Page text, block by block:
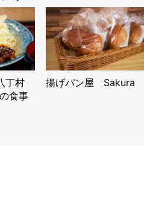
丁村
食事
揚げパン屋 Sakura